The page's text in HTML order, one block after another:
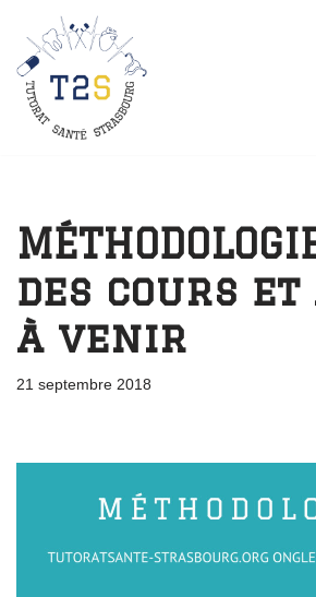
Aller
au
contenu
des cours
à venir
21 septembre 2018